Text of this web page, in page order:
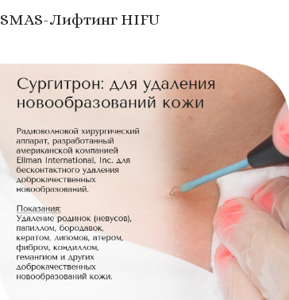
SMAS-Лифтинг HIFU